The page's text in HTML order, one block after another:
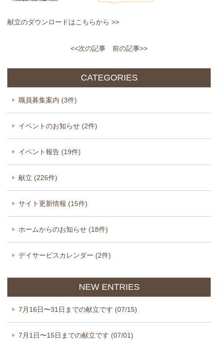
献立のダウンロードはこちらから >>
<<次の記事 前の記事>>
CATEGORIES
職員募集案内 (3件)
イベントのお知らせ (2件)
イベント報告 (19件)
献立 (226件)
サイト更新情報 (15件)
ホームからのお知らせ (18件)
デイサービスカレンダー (2件)
NEW ENTRIES
7月16日〜31日までの献立です (07/15)
7月1日〜15日までの献立です (07/01)